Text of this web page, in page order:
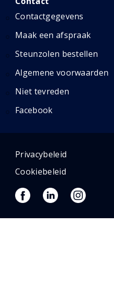
Contactgegevens
Maak een afspraak
Steunzolen bestellen
Algemene voorwaarden
Niet tevreden
Facebook
Privacybeleid
Cookiebeleid